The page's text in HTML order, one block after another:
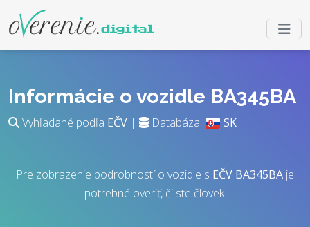
Informácie o vozidle BA345BA
Vyhľadané podľa EČV | Databáza: SK
Pre zobrazenie podrobností o vozidle s EČV BA345BA je
potrebné overiť, či ste človek.